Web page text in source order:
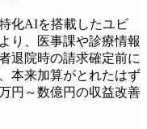
化AIを搭載したユビ
り、医事課や診療情報
退院時の請求確定前に
本来加算がとれたはず
円～数億円の収益改善